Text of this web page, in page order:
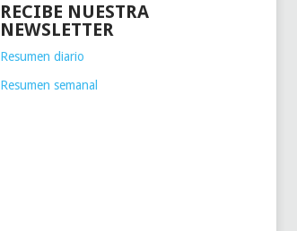
RECIBE NUESTRA
NEWSLETTER
Resumen diario
Resumen semanal